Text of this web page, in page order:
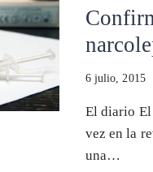
6 julio, 2015
El diario
vez en la
una…